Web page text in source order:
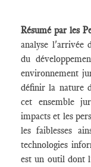
Résumé par les
analyse l'arrivée
du
environnement
définir la nature
cet ensemble
impacts et les
les faiblesses
technologies
est un outil dont